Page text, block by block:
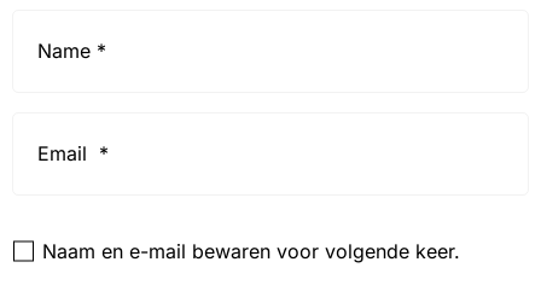
Naam en e-mail bewaren voor volgende keer.